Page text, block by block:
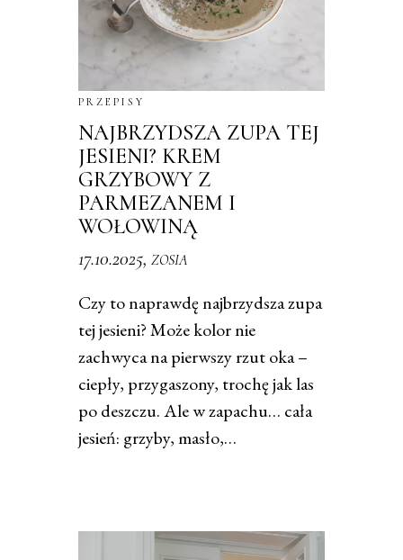
PRZEPISY
NAJBRZYDSZA ZUPA TEJ
JESIENI? KREM
GRZYBOWY Z
PARMEZANEM I
WOŁOWINĄ
17.10.2025, ZOSIA
​Czy to naprawdę najbrzydsza zupa
tej jesieni? Może kolor nie
zachwyca na pierwszy rzut oka –
ciepły, przygaszony, trochę jak las
po deszczu. Ale w zapachu… cała
jesień: grzyby, masło,…